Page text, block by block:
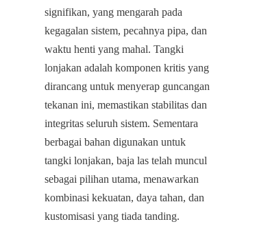
signifikan, yang mengarah pada
kegagalan sistem, pecahnya pipa, dan
waktu henti yang mahal. Tangki
lonjakan adalah komponen kritis yang
dirancang untuk menyerap guncangan
tekanan ini, memastikan stabilitas dan
integritas seluruh sistem. Sementara
berbagai bahan digunakan untuk
tangki lonjakan, baja las telah muncul
sebagai pilihan utama, menawarkan
kombinasi kekuatan, daya tahan, dan
kustomisasi yang tiada tanding.